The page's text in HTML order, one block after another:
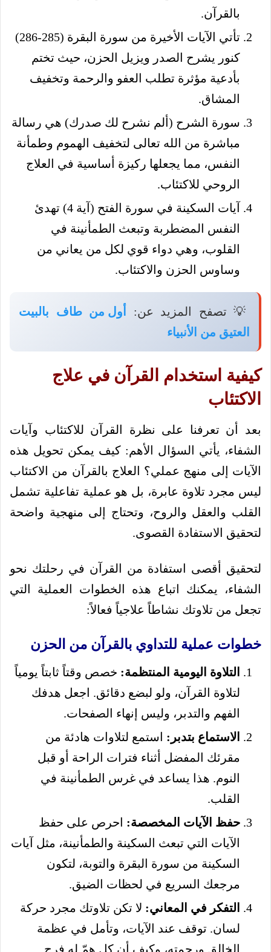
بالقرآن.
تأتي الآيات الأخيرة من سورة البقرة (285-286)
كنور يشرح الصدر ويزيل الحزن، حيث تختم
بأدعية مؤثرة تطلب العفو والرحمة وتخفيف
المشاق.
سورة الشرح (ألم نشرح لك صدرك) هي رسالة
مباشرة من الله تعالى لتخفيف الهموم وطمأنة
النفس، مما يجعلها ركيزة أساسية في العلاج
الروحي للاكتئاب.
آيات السكينة في سورة الفتح (آية 4) تهدئ
النفس المضطربة وتبعث الطمأنينة في
القلوب، وهي دواء قوي لكل من يعاني من
وساوس الحزن والاكتئاب.
💡 تصفح المزيد عن:
أول من طاف بالبيت
العتيق من الأنبياء
كيفية استخدام القرآن في علاج
الاكتئاب
بعد أن تعرفنا على نظرة القرآن للاكتئاب وآيات
الشفاء، يأتي السؤال الأهم: كيف يمكن تحويل هذه
الآيات إلى منهج عملي؟ العلاج بالقرآن من الاكتئاب
ليس مجرد تلاوة عابرة، بل هو عملية تفاعلية تشمل
القلب والعقل والروح، وتحتاج إلى منهجية واضحة
لتحقيق الاستفادة القصوى.
لتحقيق أقصى استفادة من القرآن في رحلتك نحو
الشفاء، يمكنك اتباع هذه الخطوات العملية التي
تجعل من تلاوتك نشاطاً علاجياً فعالاً:
خطوات عملية للتداوي بالقرآن من الحزن
التلاوة اليومية المنتظمة: خصص وقتاً ثابتاً يومياً
لتلاوة القرآن، ولو لبضع دقائق. اجعل هدفك
الفهم والتدبر، وليس إنهاء الصفحات.
الاستماع بتدبر: استمع لتلاوات هادئة من
مقرئك المفضل أثناء فترات الراحة أو قبل
النوم. هذا يساعد في غرس الطمأنينة في
القلب.
حفظ الآيات المخصصة: احرص على حفظ
الآيات التي تبعث السكينة والطمأنينة، مثل آيات
السكينة من سورة البقرة والتوبة، لتكون
مرجعك السريع في لحظات الضيق.
التفكر في المعاني: لا تكن تلاوتك مجرد حركة
لسان. توقف عند الآيات، وتأمل في عظمة
الخالق ورحمته، وكيف أن كل همّ له فرج.